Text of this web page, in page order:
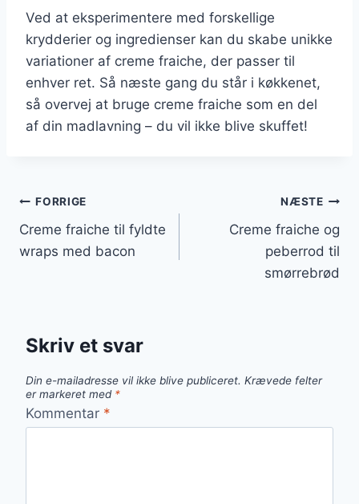
Ved at eksperimentere med forskellige
krydderier og ingredienser kan du skabe unikke
variationer af creme fraiche, der passer til
enhver ret. Så næste gang du står i køkkenet,
så overvej at bruge creme fraiche som en del
af din madlavning – du vil ikke blive skuffet!
Indlægsnavigation
FORRIGE
Creme fraiche til fyldte
wraps med bacon
NÆSTE
Creme fraiche og
peberrod til
smørrebrød
Skriv et svar
Din e-mailadresse vil ikke blive publiceret. Krævede felter
er markeret med *
Kommentar *